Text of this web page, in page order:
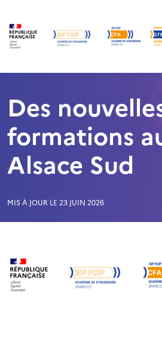
Des
formations
Alsace Sud
MIS À JOUR LE 23 JUIN 2026